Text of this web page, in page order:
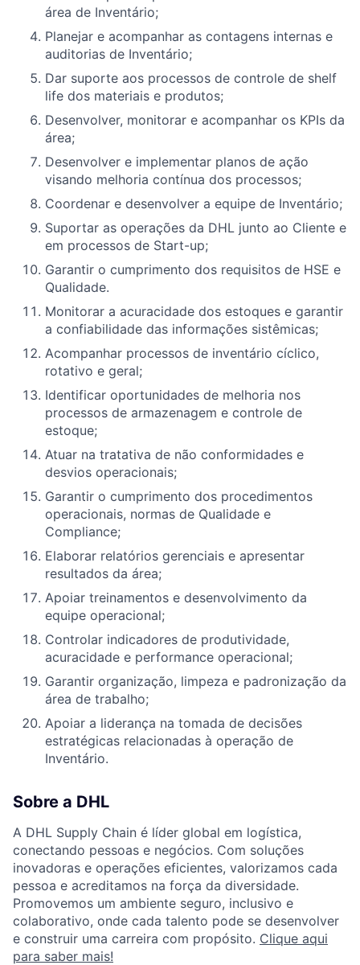
área de Inventário;
Planejar e acompanhar as contagens internas e
auditorias de Inventário;
Dar suporte aos processos de controle de shelf
life dos materiais e produtos;
Desenvolver, monitorar e acompanhar os KPIs da
área;
Desenvolver e implementar planos de ação
visando melhoria contínua dos processos;
Coordenar e desenvolver a equipe de Inventário;
Suportar as operações da DHL junto ao Cliente e
em processos de Start-up;
Garantir o cumprimento dos requisitos de HSE e
Qualidade.
Monitorar a acuracidade dos estoques e garantir
a confiabilidade das informações sistêmicas;
Acompanhar processos de inventário cíclico,
rotativo e geral;
Identificar oportunidades de melhoria nos
processos de armazenagem e controle de
estoque;
Atuar na tratativa de não conformidades e
desvios operacionais;
Garantir o cumprimento dos procedimentos
operacionais, normas de Qualidade e
Compliance;
Elaborar relatórios gerenciais e apresentar
resultados da área;
Apoiar treinamentos e desenvolvimento da
equipe operacional;
Controlar indicadores de produtividade,
acuracidade e performance operacional;
Garantir organização, limpeza e padronização da
área de trabalho;
Apoiar a liderança na tomada de decisões
estratégicas relacionadas à operação de
Inventário.
Sobre a DHL
A DHL Supply Chain é líder global em logística,
conectando pessoas e negócios. Com soluções
inovadoras e operações eficientes, valorizamos cada
pessoa e acreditamos na força da diversidade.
Promovemos um ambiente seguro, inclusivo e
colaborativo, onde cada talento pode se desenvolver
e construir uma carreira com propósito. Clique aqui
para saber mais!